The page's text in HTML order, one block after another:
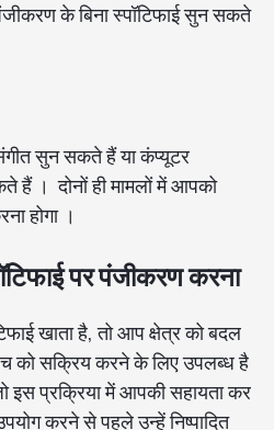
के बिना स्पॉटिफाई सुन सकते
सुन सकते हैं या कंप्यूटर
हैं । दोनों ही मामलों में आपको
होगा ।
पर पंजीकरण करना
खाता है, तो आप क्षेत्र को बदल
को सक्रिय करने के लिए उपलब्ध है
इस प्रक्रिया में आपकी सहायता कर
करने से पहले उन्हें निष्पादित